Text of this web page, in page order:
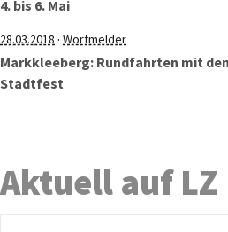
4. bis 6. Mai
28.03.2018 · Wortmelder
Markkleeberg: Rundfahrten mit
Stadtfest
Aktuell auf LZ